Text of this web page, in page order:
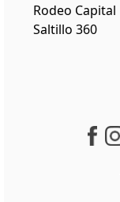
Rodeo Capital
Saltillo 360